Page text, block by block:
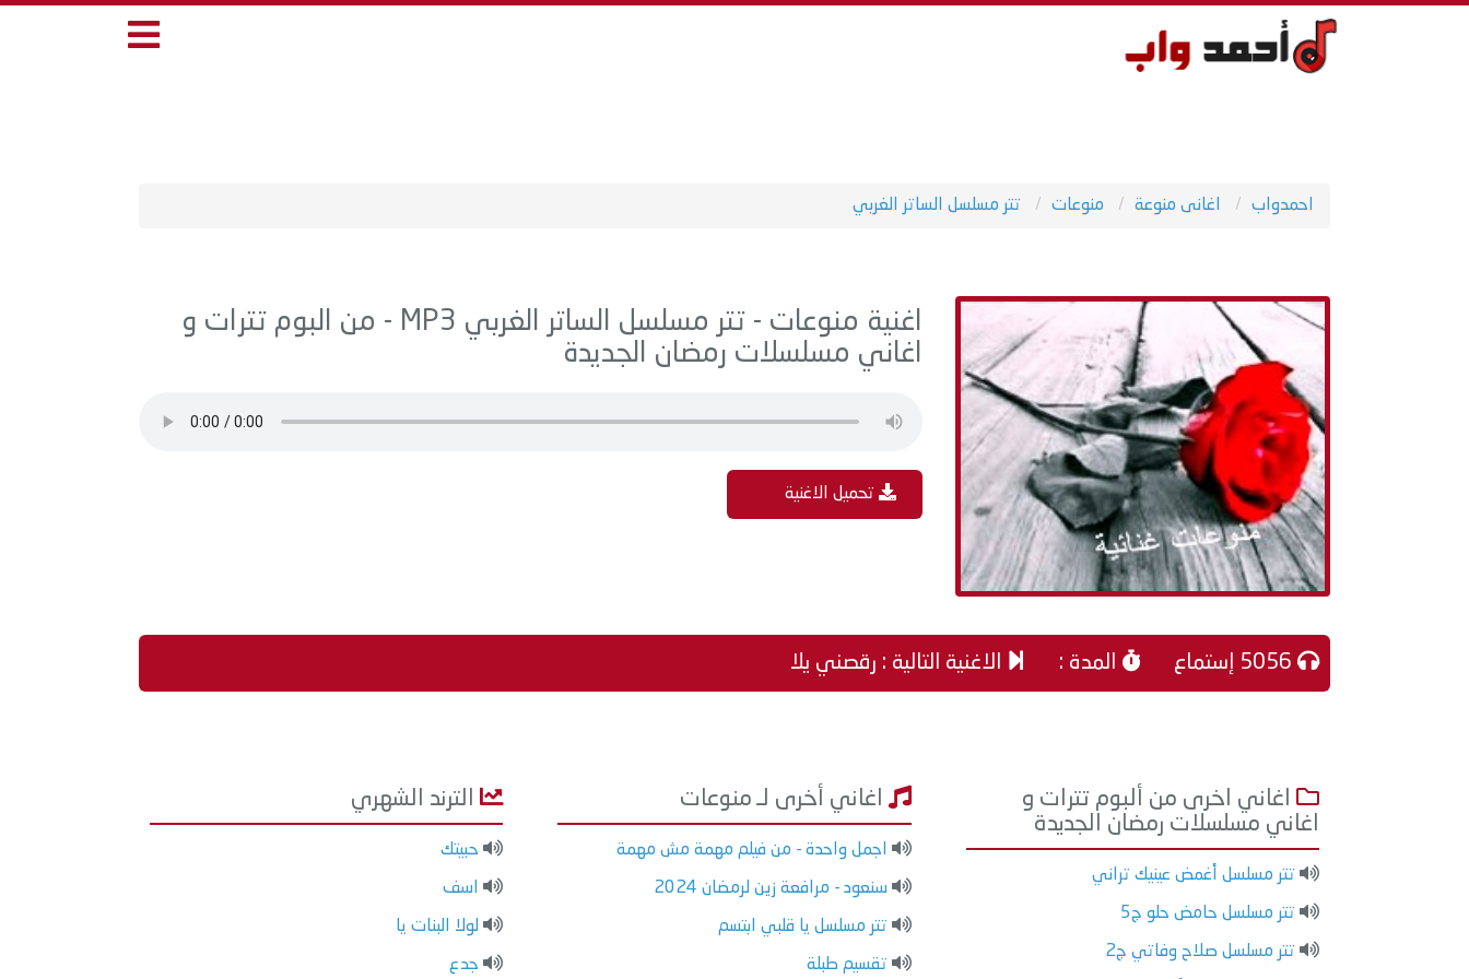
احمدواب اغانى منوعة منوعات تتر مسلسل الساتر الغربي
اغنية منوعات - تتر مسلسل الساتر الغربي MP3 - من البوم تترات و
اغاني مسلسلات رمضان الجديدة
تحميل الاغنية
المدة : الاغنية التالية : رقصني يلا
اغاني اخرى من ألبوم تترات و
اغاني مسلسلات رمضان الجديدة
تتر مسلسل أغمض عينيك تراني
تتر مسلسل حامض حلو ج5
تتر مسلسل صلاح وفاتي ج2
اغاني أخرى لـ منوعات
اجمل واحدة - من فيلم مهمة مش مهمة
سنعود - مرافعة زين لرمضان 2024
تتر مسلسل يا قلبي ابتسم
تقسيم طبلة
الترند الشهري
حبيتك
اسف
لولا البنات يا
جدع